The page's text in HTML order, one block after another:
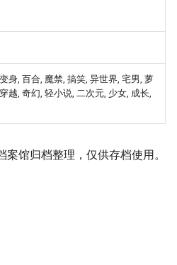
身, 百合, 魔禁, 搞笑, 异世界, 宅男, 萝
越, 奇幻, 轻小说, 二次元, 少女, 成长,
馆归档整理，仅供存档使用。